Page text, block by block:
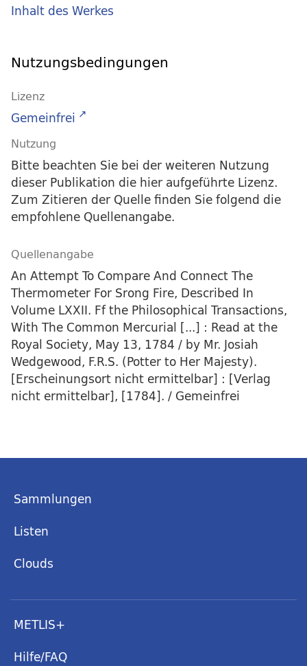
Inhalt des Werkes
Nutzungsbedingungen
Lizenz
Gemeinfrei
Nutzung
Bitte beachten Sie bei der weiteren Nutzung
dieser Publikation die hier aufgeführte Lizenz.
Zum Zitieren der Quelle finden Sie folgend die
empfohlene Quellenangabe.
Quellenangabe
An Attempt To Compare And Connect The
Thermometer For Srong Fire, Described In
Volume LXXII. Ff the Philosophical Transactions,
With The Common Mercurial [...] : Read at the
Royal Society, May 13, 1784 / by Mr. Josiah
Wedgewood, F.R.S. (Potter to Her Majesty).
[Erscheinungsort nicht ermittelbar] : [Verlag
nicht ermittelbar], [1784]. / Gemeinfrei
Sammlungen
Listen
Clouds
METLIS+
Hilfe/FAQ